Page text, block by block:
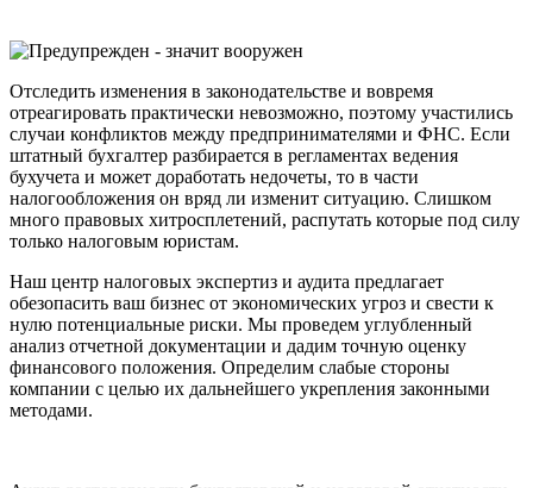
Отследить изменения в законодательстве и вовремя
отреагировать практически невозможно, поэтому участились
случаи конфликтов между предпринимателями и ФНС. Если
штатный бухгалтер разбирается в регламентах ведения
бухучета и может доработать недочеты, то в части
налогообложения он вряд ли изменит ситуацию. Слишком
много правовых хитросплетений, распутать которые под силу
только налоговым юристам.
Наш центр налоговых экспертиз и аудита предлагает
обезопасить ваш бизнес от экономических угроз и свести к
нулю потенциальные риски. Мы проведем углубленный
анализ отчетной документации и дадим точную оценку
финансового положения. Определим слабые стороны
компании с целью их дальнейшего укрепления законными
методами.